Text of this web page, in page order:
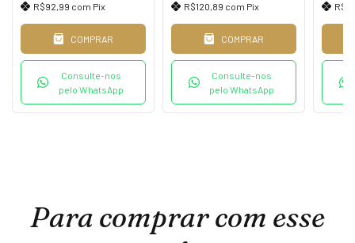
R$92,99 com Pix
COMPRAR
Consulte-nos
pelo WhatsApp
R$120,89 com Pix
COMPRAR
Consulte-nos
pelo WhatsApp
Para comprar com esse